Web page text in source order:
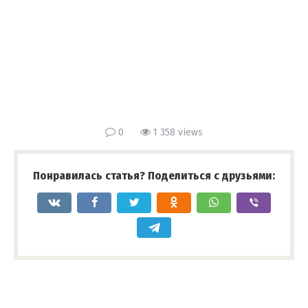
0 1 358 views
Понравилась статья? Поделиться с друзьями: